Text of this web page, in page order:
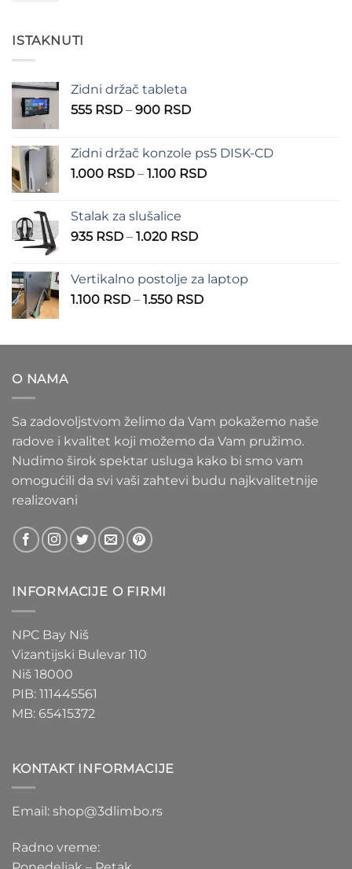
ISTAKNUTI
Zidni držač tableta
555 RSD – 900 RSDRaspon
555 RSD
do
Zidni držač konzole ps5 DISK-CD
1.000 RSD – 1.100 RSDRaspon
Stalak za slušalice
935 RSD – 1.020 RSDRaspon
935 RSD
do
Vertikalno postolje za laptop
1.100 RSD – 1.550 RSDRaspon
1.100 RSD
O NAMA
Sa zadovoljstvom želimo da Vam pokažemo naše
radove i kvalitet koji možemo da Vam pružimo.
Nudimo širok spektar usluga kako bi smo vam
omogućili da svi vaši zahtevi budu najkvalitetnije
realizovani
INFORMACIJE O FIRMI
NPC Bay Niš
Vizantijski Bulevar 110
Niš 18000
PIB: 111445561
MB: 65415372
KONTAKT INFORMACIJE
Email: shop@3dlimbo.rs
Radno vreme: